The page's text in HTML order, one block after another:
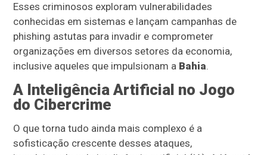
Esses criminosos exploram vulnerabilidades
conhecidas em sistemas e lançam campanhas de
phishing astutas para invadir e comprometer
organizações em diversos setores da economia,
inclusive aqueles que impulsionam a Bahia.
A Inteligência Artificial no Jogo
do Cibercrime
O que torna tudo ainda mais complexo é a
sofisticação crescente desses ataques,